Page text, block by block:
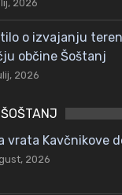
2026
o izvajanju
občine Šoštanj
2026
vrata Kavčnikove
2026